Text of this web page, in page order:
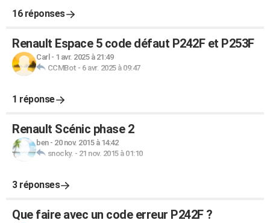
16 réponses
Renault Espace 5 code défaut P242F et P253F
Carl - 1 avr. 2025 à 21:49
CCMBot - 6 avr. 2025 à 09:47
1 réponse
Renault Scénic phase 2
ben- 20 nov. 2015 à 14:42
snocky. - 21 nov. 2015 à 01:10
3 réponses
Que faire avec un code erreur P242F ?